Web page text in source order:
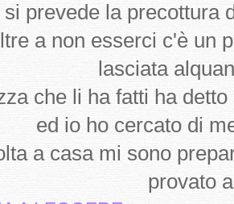
prevede la precottura
a non esserci c'è un
lasciata
che li ha fatti ha
ed io ho cercato di
a casa mi sono
provato